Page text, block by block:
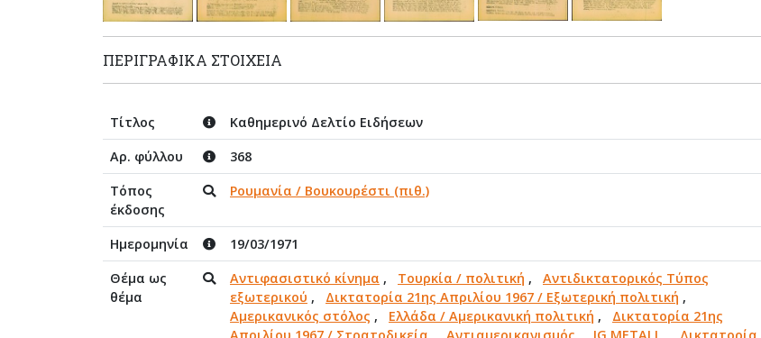
ΠΕΡΙΓΡΑΦΙΚΆ ΣΤΟΙΧΕΊΑ
Τίτλος
Καθημερινό Δελτίο Ειδήσεων
Αρ. φύλλου
368
Τόπος
έκδοσης
Ρουμανία / Βουκουρέστι (πιθ.)
Ημερομηνία
19/03/1971
Θέμα ως
θέμα
Αντιφασιστικό κίνημα , Τουρκία / πολιτική , Αντιδικτατορικός Τύπος
εξωτερικού , Δικτατορία 21ης Απριλίου 1967 / Εξωτερική πολιτική ,
Αμερικανικός στόλος , Ελλάδα / Αμερικανική πολιτική , Δικτατορία 21ης